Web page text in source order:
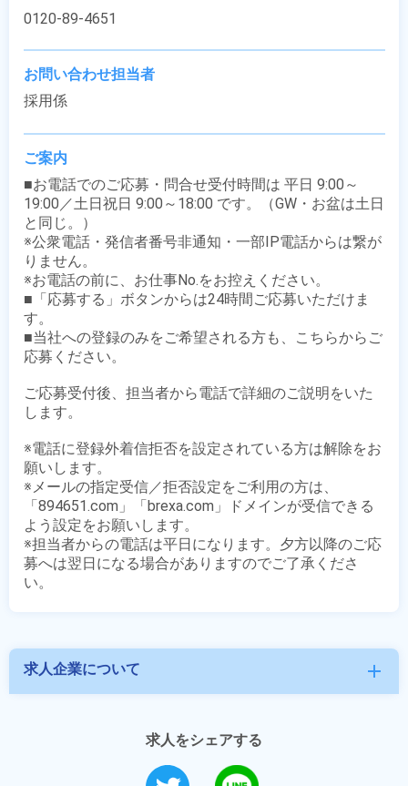
0120-89-4651
お問い合わせ担当者
採用係
ご案内
■お電話でのご応募・問合せ受付時間は 平日 9:00～
19:00／土日祝日 9:00～18:00 です。（GW・お盆は土日
と同じ。）
※公衆電話・発信者番号非通知・一部IP電話からは繋が
りません。
※お電話の前に、お仕事No.をお控えください。
■「応募する」ボタンからは24時間ご応募いただけま
す。
■当社への登録のみをご希望される方も、こちらからご
応募ください。
ご応募受付後、担当者から電話で詳細のご説明をいた
します。
※電話に登録外着信拒否を設定されている方は解除をお
願いします。
※メールの指定受信／拒否設定をご利用の方は、
「894651.com」「brexa.com」ドメインが受信できる
よう設定をお願いします。
※担当者からの電話は平日になります。夕方以降のご応
募へは翌日になる場合がありますのでご了承くださ
求人企業について add
求人をシェアする